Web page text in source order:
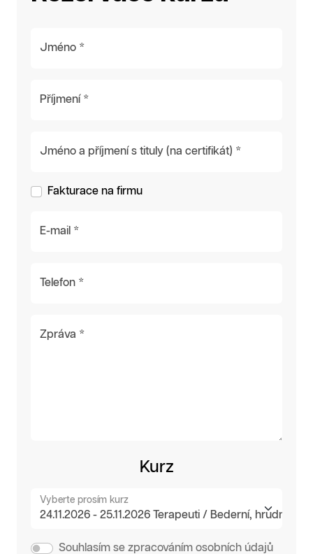
Jméno *
Příjmení *
Jméno a příjmení s tituly (na certifikát) *
Fakturace na firmu
E-mail *
Telefon *
Zpráva *
Kurz
Vyberte prosím kurz
Souhlasím se zpracováním osobních údajů